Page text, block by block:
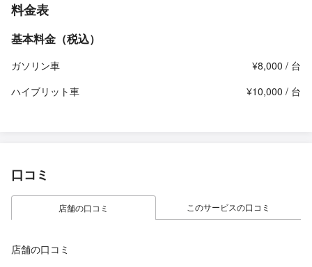
料金表
基本料金（税込）
ガソリン車
¥8,000 / 台
ハイブリット車
¥10,000 / 台
口コミ
店舗の口コミ このサービスの口コミ
店舗の口コミ